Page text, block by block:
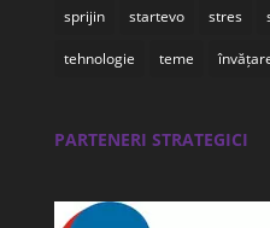
sprijin startevo stres
tehnologie teme
PARTENERI STRATEGICI